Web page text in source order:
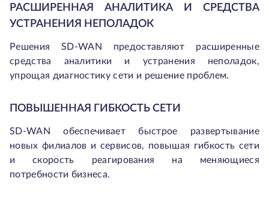
РАСШИРЕННАЯ АНАЛИТИКА И СРЕДСТВА
УСТРАНЕНИЯ НЕПОЛАДОК
Решения SD-WAN предоставляют расширенные
средства аналитики и устранения неполадок,
упрощая диагностику сети и решение проблем.
ПОВЫШЕННАЯ ГИБКОСТЬ СЕТИ
SD-WAN обеспечивает быстрое развертывание
новых филиалов и сервисов, повышая гибкость сети
и скорость реагирования на меняющиеся
потребности бизнеса.